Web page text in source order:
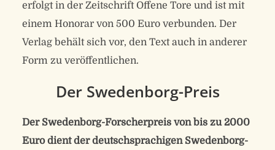
erfolgt in der Zeitschrift Offene Tore und ist mit
einem Honorar von 500 Euro verbunden. Der
Verlag behält sich vor, den Text auch in anderer
Form zu veröffentlichen.
Der Swedenborg-Preis
Der Swedenborg-Forscherpreis von bis zu 2000
Euro dient der deutschsprachigen Swedenborg-